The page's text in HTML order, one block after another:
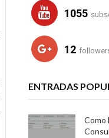
1055
12
ENTRADAS
Como